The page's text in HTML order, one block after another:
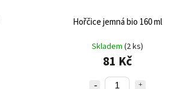
Hořčice jemná bio 160 ml
Skladem(2 ks)
81 Kč